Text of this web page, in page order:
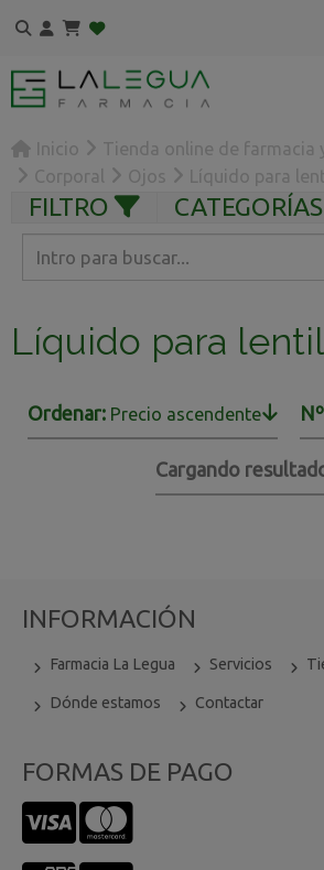
Inicio
Tienda online de farmacia
Corporal
Ojos Líquido para
FILTRO CATEGORÍAS
Líquido para
Ordenar: Precio ascendente
Cargando
INFORMACIÓN
Farmacia La Legua Servicios
Dónde estamos Contactar
FORMAS DE PAGO